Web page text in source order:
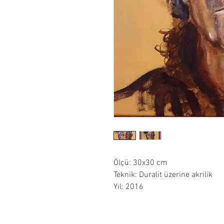
Ölçü: 30x30 cm
Teknik: Duralit üzerine akrilik
Yıl: 2016